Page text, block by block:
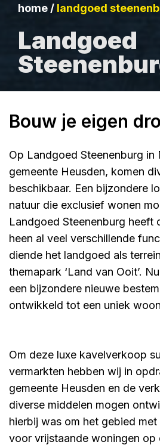
home / landgoed
Landgoed
Bouw je eigen
Op Landgoed Steenenburg in
gemeente Heusden, komen
beschikbaar. Een bijzondere
natuur die exclusief wonen
Landgoed Steenenburg heeft
heen al veel verschillende
diende het landgoed als
themapark ‘Land van Ooit’.
een bijzondere nieuwe
ontwikkeld tot een uniek
Om deze luxe kavelverkoop
vermarkten hebben wij in
gemeente Heusden en de
diverse middelen mogen
hierbij was om het gebied
voor vrijstaande woningen op